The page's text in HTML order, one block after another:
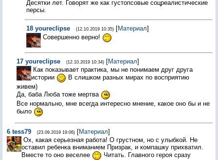
Десятки лет. Говорят же как густопсовые соцреалистические
персы.
18 youreclipse (12.10.2019 10:35) [Материал]
Совершенно верно!
17 youreclipse (12.10.2019 10:34) [Материал]
Как показывает практика, мы не понимаем друг друга
истории
В слишком разных мирах по восприятию
живем)
Да, баба Люба тоже мертва
Все нормально, мне всегда интересно мнение, какое оно бы и не
было
6 tess79 (23.09.2019 19:06) [Материал]
Ох, какая серьезная работа! О грустном, но с улыбкой. Не
оставил ребенка вниманием Призрак, и компашку прихватил.
Вместе то оно веселее
Читать. Главного героя сразу